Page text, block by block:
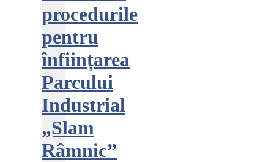
procedurile
pentru
înființarea
Parcului
Industrial
„Slam
Râmnic”